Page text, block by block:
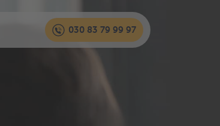
030 83 79 99 97